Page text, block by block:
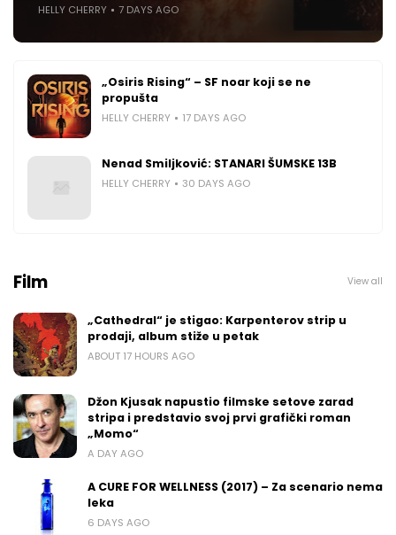
HELLY CHERRY 7 DAYS AGO
„Osiris Rising“ – SF noar koji se ne
propušta
HELLY CHERRY 17 DAYS AGO
Nenad Smiljković: STANARI ŠUMSKE 13B
HELLY CHERRY 30 DAYS AGO
Film View all
„Cathedral“ je stigao: Karpenterov strip u
prodaji, album stiže u petak
ABOUT 17 HOURS AGO
Džon Kjusak napustio filmske setove zarad
stripa i predstavio svoj prvi grafički roman
„Momo“
A DAY AGO
A CURE FOR WELLNESS (2017) – Za scenario nema
leka
6 DAYS AGO